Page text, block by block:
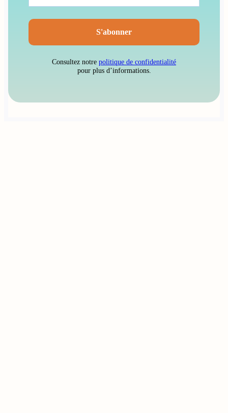
Consultez notre politique de confidentialité
pour plus d’informations.